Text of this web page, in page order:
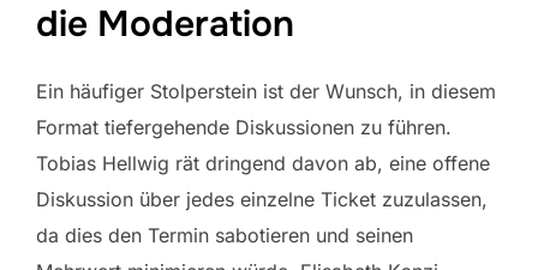
die Moderation
Ein häufiger Stolperstein ist der Wunsch, in diesem
Format tiefergehende Diskussionen zu führen.
Tobias Hellwig rät dringend davon ab, eine offene
Diskussion über jedes einzelne Ticket zuzulassen,
da dies den Termin sabotieren und seinen